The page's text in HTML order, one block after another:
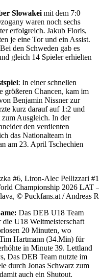
Slowakei mit dem 7:0
waren noch sechs
erfolgreich. Jakub Floris,
je eine Tor und ein Assist.
den Schweden gab es
gleich 14 Spieler erhielten
: In einer schnellen
größeren Chancen, kam im
Benjamin Nissner zur
kurz darauf auf 1:2 und
Ausgleich. In der
den verdienten
das Nationalteam in
am 23. April Tschechien
#6, Liron-Alec Pellizzari
Championship 2026 LAT
© Puckfans.at / Andreas
Das DEB U18 Team
U18 Weltmeisterschaft
20 Minuten, wo
Hartmann (34.Min) für
in Minute 39. Lettland
Das DEB Team nutzte im
durch Jonas Schwarz zum
auch ein Shutout.